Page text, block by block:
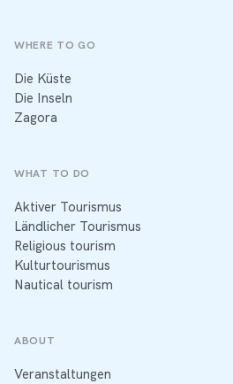
WHERE TO GO
Die Küste
Die Inseln
Zagora
WHAT TO DO
Aktiver Tourismus
Ländlicher Tourismus
Religious tourism
Kulturtourismus
Nautical tourism
ABOUT
Veranstaltungen